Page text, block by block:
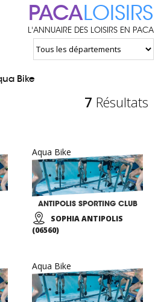
PACALOISIRS
L'ANNUAIRE DES LOISIRS EN PACA
Bike
7 Résultats
Aqua Bike
ANTIPOLIS SPORTING CLUB
SOPHIA ANTIPOLIS
(06560)
Aqua Bike